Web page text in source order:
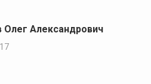
Олег Александрович